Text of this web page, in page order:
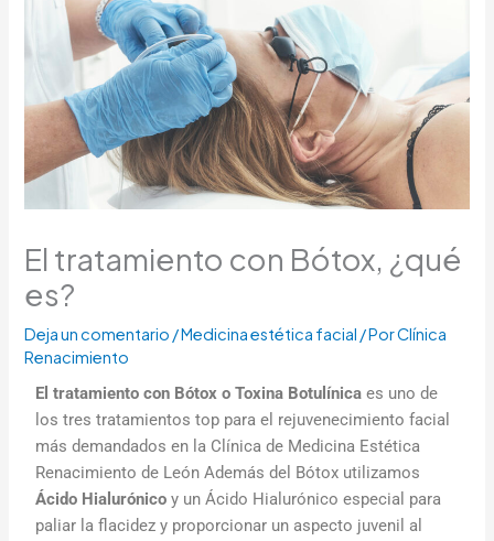
El tratamiento con Bótox, ¿qué
es?
Deja un comentario /Medicina estética facial / PorClínica
Renacimiento
El tratamiento con Bótox o Toxina Botulínica es uno de
los tres tratamientos top para el rejuvenecimiento facial
más demandados en la Clínica de Medicina Estética
Renacimiento de León Además del Bótox utilizamos
Ácido Hialurónico y un Ácido Hialurónico especial para
paliar la flacidez y proporcionar un aspecto juvenil al